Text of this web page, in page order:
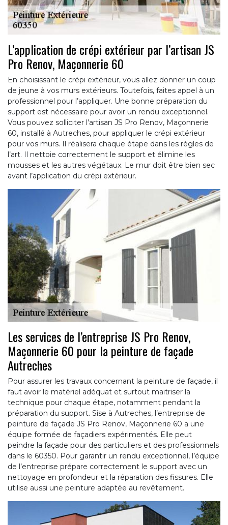
L’application de crépi extérieur par l’artisan JS
Pro Renov, Maçonnerie 60
En choisissant le crépi extérieur, vous allez donner un coup
de jeune à vos murs extérieurs. Toutefois, faites appel à un
professionnel pour l’appliquer. Une bonne préparation du
support est nécessaire pour avoir un rendu exceptionnel.
Vous pouvez solliciter l’artisan JS Pro Renov, Maçonnerie
60, installé à Autreches, pour appliquer le crépi extérieur
pour vos murs. Il réalisera chaque étape dans les règles de
l’art. Il nettoie correctement le support et élimine les
mousses et les autres végétaux. Le mur doit être bien sec
avant l’application du crépi extérieur.
Les services de l’entreprise JS Pro Renov,
Maçonnerie 60 pour la peinture de façade
Autreches
Pour assurer les travaux concernant la peinture de façade, il
faut avoir le matériel adéquat et surtout maitriser la
technique pour chaque étape, notamment pendant la
préparation du support. Sise à Autreches, l’entreprise de
peinture de façade JS Pro Renov, Maçonnerie 60 a une
équipe formée de façadiers expérimentés. Elle peut
peindre la façade pour des particuliers et des professionnels
dans le 60350. Pour garantir un rendu exceptionnel, l’équipe
de l’entreprise prépare correctement le support avec un
nettoyage en profondeur et la réparation des fissures. Elle
utilise aussi une peinture adaptée au revêtement.